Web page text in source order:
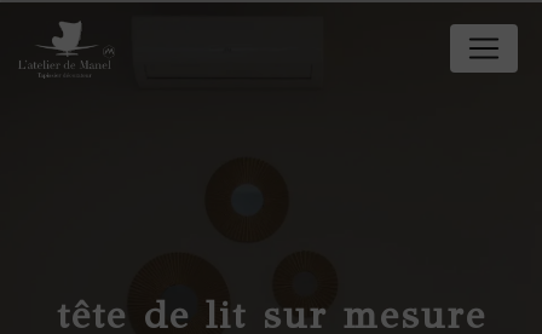
tête de lit sur mesure
Panneau de gestion des cookies